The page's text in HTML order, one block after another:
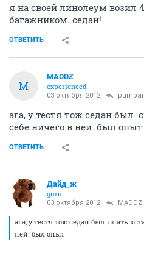
я на своей линолеум возил
багажником. седан!
ОТВЕТИТЬ
M
MADDZ
experienced
03 октября 2012
ага, у тестя тож седан был.
себе ничего в ней. был опыт
ОТВЕТИТЬ
Дайд_ж
guru
03 октября 2012 MADDZ
ага, у тестя тож седан был. спать
ней. был опыт